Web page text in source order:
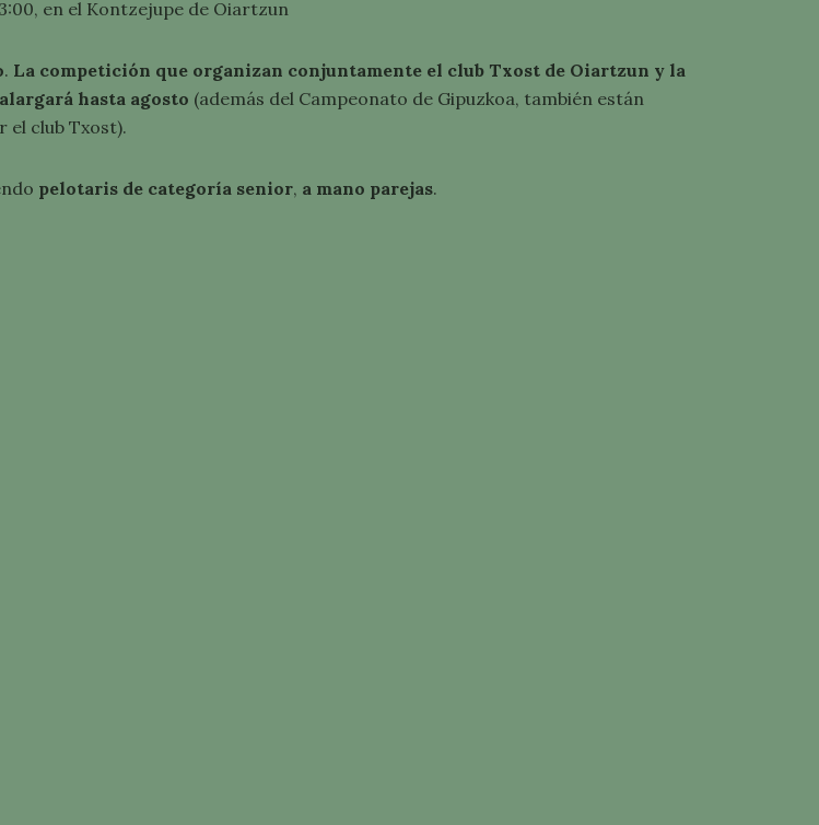
en el Kontzejupe de Oiartzun
. La competición que organizan conjuntamente el club Txost de Oiartzun y la
hasta agosto (además del Campeonato de Gipuzkoa, también están
el club Txost).
pelotaris de categoría senior, a mano parejas.